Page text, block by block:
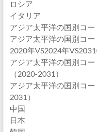
ロシア
イタリア
アジア太平洋の国別コ
アジア太平洋の国別コー
2020年VS2024年
アジア太平洋の国別コ
（2020-2031）
アジア太平洋の国別コ
2031）
中国
日本